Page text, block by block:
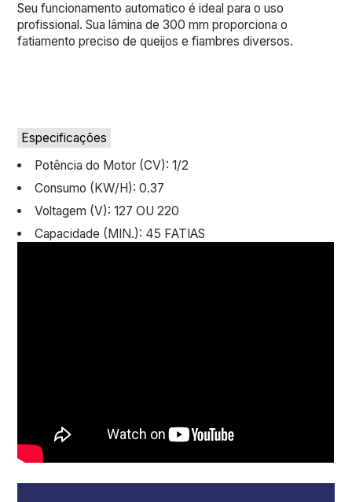
Seu funcionamento automatico é ideal para o uso
profissional. Sua lâmina de 300 mm proporciona o
fatiamento preciso de queijos e fiambres diversos.
Especificações
Potência do Motor (CV): 1/2
Consumo (KW/H): 0.37
Voltagem (V): 127 OU 220
Capacidade (MIN.): 45 FATIAS